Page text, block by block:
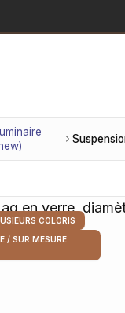
COLORIS
/ SUR MESURE